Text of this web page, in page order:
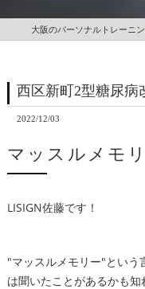
西区新町2型糖尿病
2022/12/03
マッスルメモ
LISIGN佐藤です！
"マッスルメモリー"という
は聞いたことがあるかも知